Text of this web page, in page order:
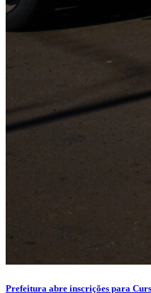
Prefeitura abre inscrições para